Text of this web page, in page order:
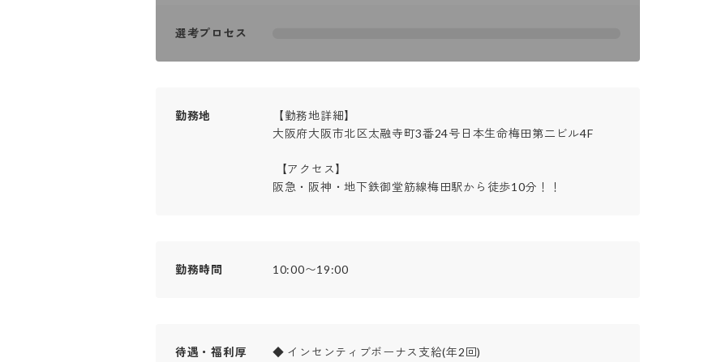
選考プロセス
勤務地
【勤務地詳細】
大阪府大阪市北区太融寺町3番24号日本生命梅田第二ビル4F
阪急・阪神・地下鉄御堂筋線梅田駅から徒歩10分！！
勤務時間 10:00〜19:00
待遇・福利厚
◆ インセンティブボーナス支給(年2回)